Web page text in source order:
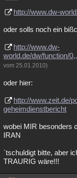
Musik Clash
Lesenswert
http://www.dw-
oder solls noch ein
http://www.dw-
world.de/dw/function/
vom 25.01.2010)
oder hier:
http://www.zeit.de/
geheimdienstbericht
wobei MIR besonders
IRAN
`tschuldigt bitte, aber
TRAURIG wäre!!!